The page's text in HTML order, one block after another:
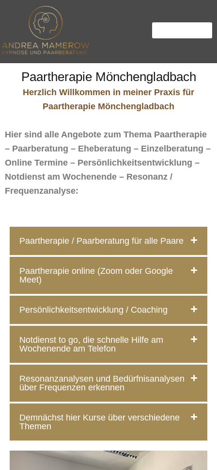
Paartherapie Mönchengladbach
Herzlich Willkommen in meiner Praxis für
Paartherapie Mönchengladbach
Hier sind alle Angebote zum Thema Paartherapie
– Paarberatung – Eheberatung – Einzelberatung –
Online Termine – Persönlichkeitsentwicklung –
Notdienst am Wochenende – Resonanz /
Frequenzanalyse:
Paartherapie / Paarberatung für alle Paare
Paartherapie online (Zoom oder Google
Meet)
Persönlichkeitsentwicklung / Coaching
Notdienst to go, die schnelle Hilfe am
Wochenende am Telefon
Resonanzanalysen und Bedürfnisanalysen
über Frequenzen erkennen
Demnächst hier Kurse über verschiedene
Themen